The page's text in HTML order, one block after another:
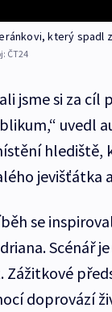
který spadl
ČT24
jsme si za
uvedl
hlediště,
jevišťátka
se
Scénář
Zážitkové
doprovází